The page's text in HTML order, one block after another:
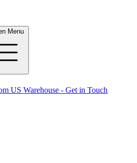
Menu
US Warehouse - Get in Touch